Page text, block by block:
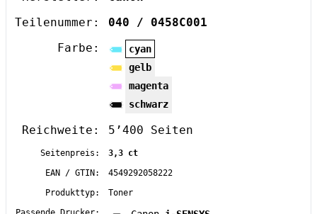
Teilenummer:
040 / 0458C001
Farbe:
cyan
gelb
magenta
schwarz
Reichweite: 5’400 Seiten
Seitenpreis:
3,3 ct
EAN / GTIN:
4549292058222
Produkttyp:
Toner